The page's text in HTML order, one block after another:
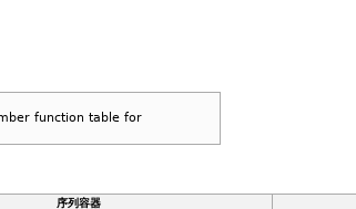
function table for
序列容器